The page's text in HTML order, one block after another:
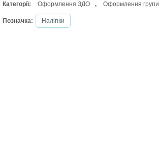
Категорії: Оформлення ЗДО , Оформлення групи
Позначка: Наліпки